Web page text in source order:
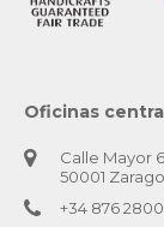
Oficinas
Calle Mayor
50001
+34 876